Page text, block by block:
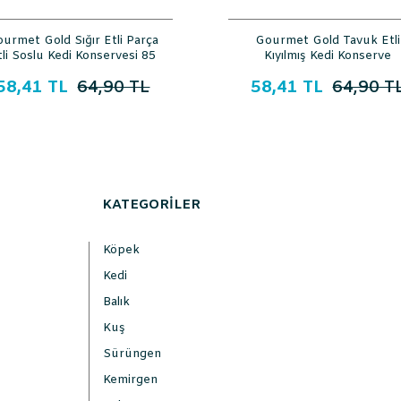
Gold Sığır Etli Parça
Soslu Kedi Konservesi 85
TL 64,90 TL
Gourmet Gold Tavuk Etli
Kıyılmış Kedi Konserve
58,41 TL 64,90
KATEGORİLER
Köpek
Kedi
Balık
Kuş
Sürüngen
Kemirgen